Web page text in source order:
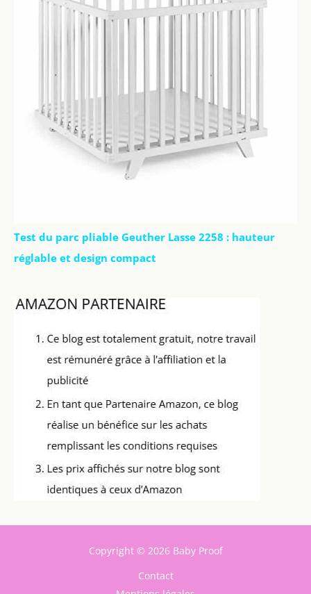
Test du parc pliable Geuther Lasse 2258 : hauteur
réglable et design compact
Copyright © 2026 Baby Proof
Contact